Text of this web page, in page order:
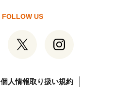
FOLLOW US
個人情報取り扱い規約